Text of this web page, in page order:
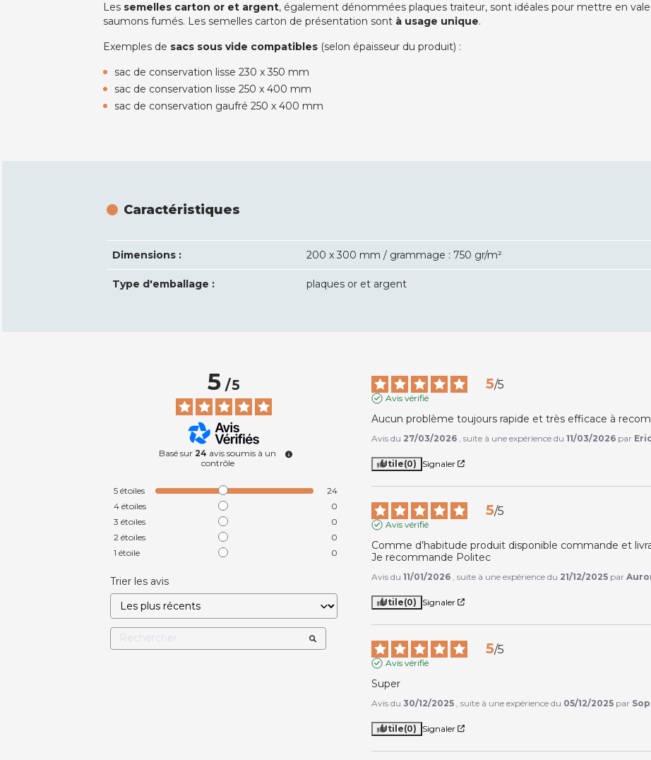
Les semelles carton or et argent, également dénommées plaques traiteur, sont idéales pour mettre en
saumons fumés. Les semelles carton de présentation sont à usage unique.
Exemples de sacs sous vide compatibles (selon épaisseur du produit) :
sac de conservation lisse 230 x 350 mm
sac de conservation lisse 250 x 400 mm
sac de conservation gaufré 250 x 400 mm
Caractéristiques
Dimensions : 200 x 300 mm / grammage : 750 gr/m²
Type d'emballage : plaques or et argent
5/5
Basé sur24 avis soumis à un
contrôle
5étoiles
24
4étoiles
0
3étoiles
0
2étoiles
0
1étoile 0
Trier les avis
5/5
Avis vérifié
Aucun problème toujours rapide et très efficace à
Avis du 27/03/2026 , suite à une expérience du11/03/2026 par
Utile(0) Signaler
5/5
Avis vérifié
Comme d’habitude produit disponible commande et
Je recommande Politec
Avis du11/01/2026 , suite à une expérience du 21/12/2025 par
Utile(0) Signaler
5/5
Avis vérifié
Super
Avis du 30/12/2025 , suite à une expérience du 05/12/2025 par
Utile(0) Signaler